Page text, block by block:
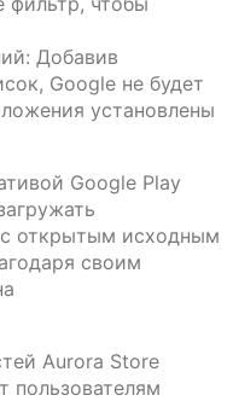
Добавив
Google не будет
установлены
Google Play
открытым исходным
своим
Aurora Store
пользователям